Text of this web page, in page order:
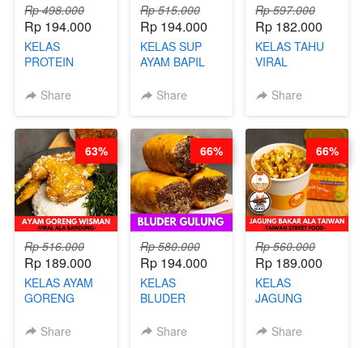
Rp 498.000
Rp 194.000
KELAS
PROTEIN
CHIPS -
RENDAH
KALORI
GLUTEN FREE
BY CHEF DITA
Share
Rp 515.000
Rp 194.000
KELAS SUP
AYAM BAPIL
SOP KALDU
CHEF
STEPHANIE
Share
Rp 597.000
Rp 182.000
KELAS TAHU
VIRAL
ALA PRI*NG*N
Share
Rp 516.000
Rp 189.000
KELAS AYAM
GORENG
VIRAL ALA
Share
63%
Rp 580.000
Rp 194.000
KELAS
BLUDER
CHEF DITA
Share
66%
Rp 560.000
Rp 189.000
KELAS
JAGUNG
TAIWAN -
Share
66%